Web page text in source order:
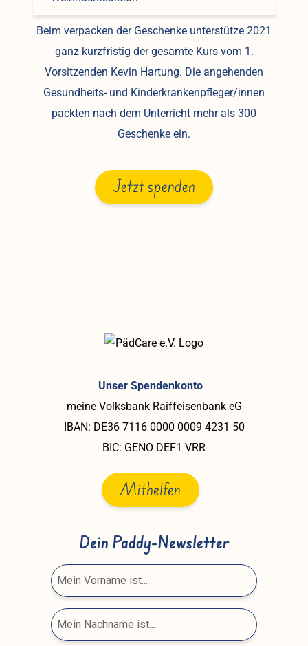
Beim verpacken der Geschenke unterstütze 2021
ganz kurzfristig der gesamte Kurs vom 1.
Vorsitzenden Kevin Hartung. Die angehenden
Gesundheits- und Kinderkrankenpfleger/innen
packten nach dem Unterricht mehr als 300
Geschenke ein.
Jetzt spenden
Unser Spendenkonto
meine Volksbank Raiffeisenbank eG
IBAN: DE36 7116 0000 0009 4231 50
BIC: GENO DEF1 VRR
Mithelfen
Dein Paddy-Newsletter